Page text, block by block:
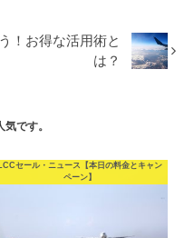
！お得な活用術と
は？
です。
LCCセール・ニュース【本日の料金とキャン
ペーン】